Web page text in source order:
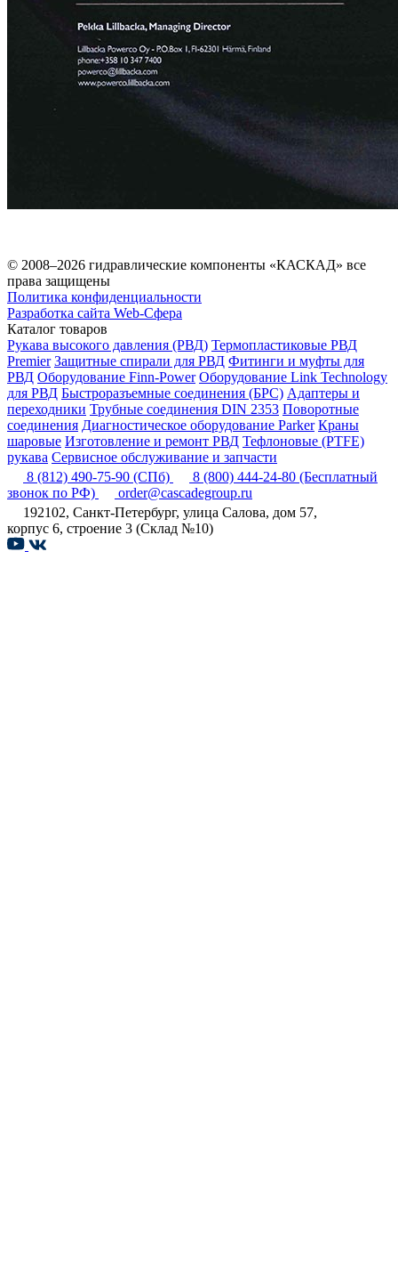
© 2008–2026 гидравлические компоненты «КАСКАД» все
права защищены
Политика конфиденциальности
Разработка сайта Web-Сфера
Каталог товаров
Рукава высокого давления (РВД) Термопластиковые РВД
Premier Защитные спирали для РВД Фитинги и муфты для
РВД Оборудование Finn-Power Оборудование Link Technology
для РВД Быстроразъемные соединения (БРС) Адаптеры и
переходники Трубные соединения DIN 2353 Поворотные
соединения Диагностическое оборудование Parker Краны
шаровые Изготовление и ремонт РВД Тефлоновые (PTFE)
рукава Сервисное обслуживание и запчасти
8 (812) 490-75-90 (СПб) 8 (800) 444-24-80 (Бесплатный
звонок по РФ)
order@cascadegroup.ru
192102, Санкт-Петербург, улица Салова, дом 57,
корпус 6, строение 3 (Склад №10)